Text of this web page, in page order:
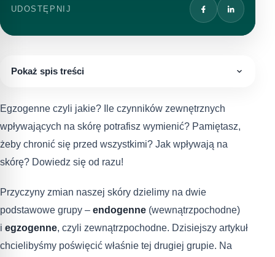
UDOSTĘPNIJ
Pokaż spis treści
Egzogenne czyli jakie? Ile czynników zewnętrznych
wpływających na skórę potrafisz wymienić? Pamiętasz,
żeby chronić się przed wszystkimi? Jak wpływają na
skórę? Dowiedz się od razu!
Przyczyny zmian naszej skóry dzielimy na dwie
podstawowe grupy – endogenne (wewnątrzpochodne)
i egzogenne, czyli zewnątrzpochodne. Dzisiejszy artykuł
chcielibyśmy poświęcić właśnie tej drugiej grupie. Na